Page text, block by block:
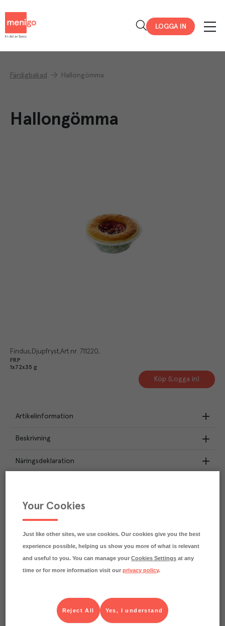
LOGGA IN
Färdigbakad Hallongömma
Hallongömma
Findus Djupfryst Art.nr. 711220
FRP
1x72x35 g
Köp (Logga in)
Artikelinformation
Beskrivning
Näringsdeklaration
Varje kilo av varan påverkar klimatet motsvarande
utsläppen av 6.1 kg koldioxid.
Your Cookies
Just like other sites, we use cookies. Our cookies give you the best
experience possible, helping us show you more of what is relevant
and useful to you. You can manage yourCookies Settings at any
time or for more information visit ourprivacy policy.
Yes, I understand
Reject All